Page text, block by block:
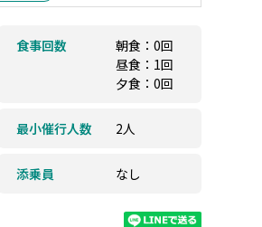
食事回数
朝食：0回
昼食：1回
夕食：0回
最小催行人数 2人
添乗員 なし